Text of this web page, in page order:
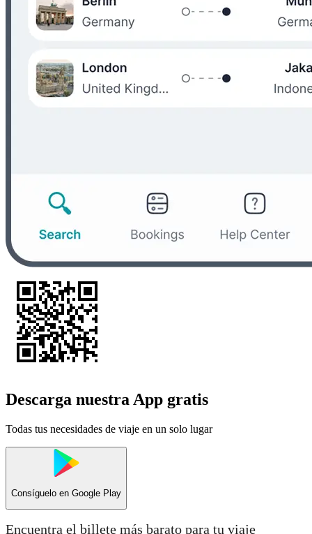
Descarga nuestra App gratis
Todas tus necesidades de viaje en un solo lugar
Consíguelo en Google Play
Encuentra el billete más barato para tu viaje